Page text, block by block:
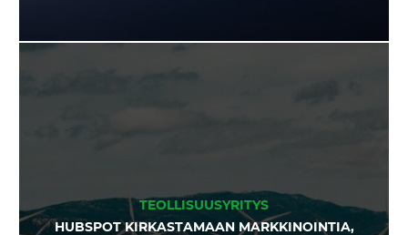
TEOLLISUUSYRITYS
HUBSPOT KIRKASTAMAAN MARKKINOINTIA,